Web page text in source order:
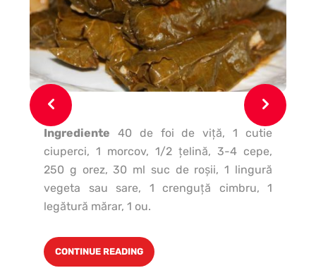
Ingrediente 40 de foi de viţă, 1 cutie
ciuperci, 1 morcov, 1/2 ţelină, 3-4 cepe,
250 g orez, 30 ml suc de roşii, 1 lingură
vegeta sau sare, 1 crenguţă cimbru, 1
legătură mărar, 1 ou.
CONTINUE READING